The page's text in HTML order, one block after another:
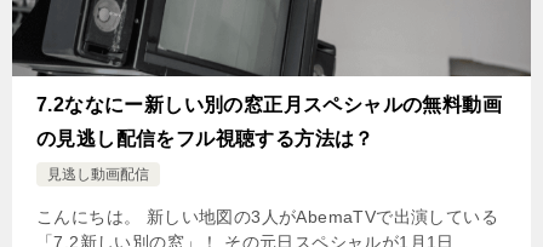
7.2ななにー新しい別の窓正月スペシャルの無料動画
の見逃し配信をフル視聴する方法は？
見逃し動画配信
こんにちは。 新しい地図の3人がAbemaTVで出演している
「7.2新しい別の窓」！ その元日スペシャルが1月1日